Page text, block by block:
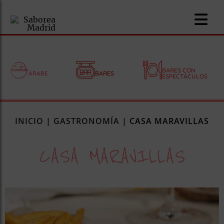
ÁRABE BARES
BARES CON
ESPECTÁCULOS
INICIO | GASTRONOMÍA | CASA MARAVILLAS
CASA MARAVILLAS